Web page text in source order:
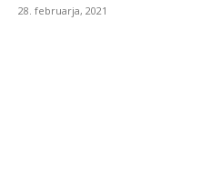
28. februarja, 2021